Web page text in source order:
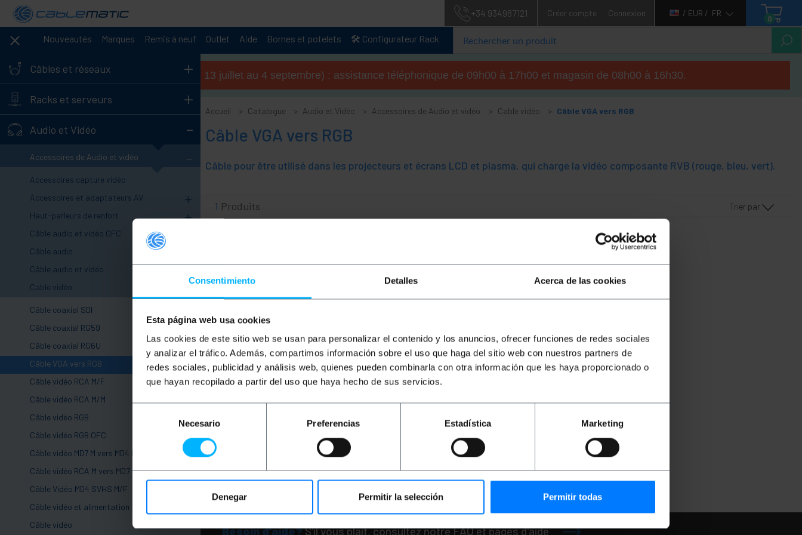
Consentimiento Detalles Acerca de las cookies
Esta página web usa cookies
Las cookies de este sitio web se usan para personalizar el contenido y los anuncios, ofrecer funciones de redes sociales
y analizar el tráfico. Además, compartimos información sobre el uso que haga del sitio web con nuestros partners de
redes sociales, publicidad y análisis web, quienes pueden combinarla con otra información que les haya proporcionado o
que hayan recopilado a partir del uso que haya hecho de sus servicios.
consentimiento
Necesario Preferencias Estadística Marketing
Denegar Permitir la selección Permitir todas
+34 934987121 Créer compte Connexion / EUR / FR
0
Nouveautés Marques Remis à neuf Outlet Aide Bornes et potelets 🛠️ Configurateur Rack
Câbles et réseaux +
Racks et serveurs +
Audio et Vidéo -
Accessoires de Audio et vidéo -
Accessoires capture vidéo
Accessoires et adaptateurs AV
+
Haut-parleurs de renfort +
Câble audio et vidéo OFC
Câble audio
Câble audio et vidéo +
Cable vidéo -
Câble coaxial SDI
Câble coaxial RG59
Câble coaxial RG6U
Câble VGA vers RGB
Câble vidéo RCA M/F
Câble vidéo RCA M/M
Câble vidéo RGB
Câble vidéo RGB OFC
Câble vidéo MD7 M vers MD4 M
Câble vidéo RCA M vers MD7 M
Câble Vidéo MD4 SVHS M/F
Câble vidéo et alimentation
Câble vidéo
Horaires d'été (du 13 juillet au 4 septembre) : assistance téléphonique de 09h00 à 17h00 et magasin de 08h00 à 16h30.
Accueil Catalogue Audio et Vidéo Accessoires de Audio et vidéo Cable vidéo Câble VGA vers RGB
Câble VGA vers RGB
Câble pour être utilisé dans les projecteurs et écrans LCD et plasma, qui charge la vidéo composante RVB (rouge, bleu, vert).
1 Produits Trier par
OUTLET80%
BEMATIK Vidéo RGB Cable
PVP
0,43 €
0,43€VAT inc.
Livraison immédiate REF: GB001
Besoin d'aide?S'il vous plaît, consultez notre FAQ et pages d'aide